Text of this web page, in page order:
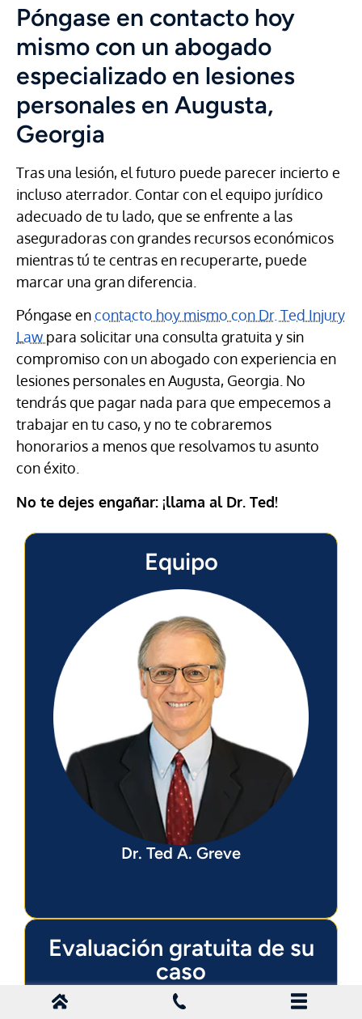
Póngase en contacto hoy
mismo con un abogado
especializado en lesiones
personales en Augusta,
Georgia
Tras una lesión, el futuro puede parecer incierto e
incluso aterrador. Contar con el equipo jurídico
adecuado de tu lado, que se enfrente a las
aseguradoras con grandes recursos económicos
mientras tú te centras en recuperarte, puede
marcar una gran diferencia.
Póngase encontacto hoy mismo con Dr. Ted Injury
Law para solicitar una consulta gratuita y sin
compromiso con un abogado con experiencia en
lesiones personales en Augusta, Georgia. No
tendrás que pagar nada para que empecemos a
trabajar en tu caso, y no te cobraremos
honorarios a menos que resolvamos tu asunto
con éxito.
No te dejes engañar: ¡llama al Dr. Ted!
Equipo
Dr. Ted A. Greve
Evaluación gratuita de su
caso